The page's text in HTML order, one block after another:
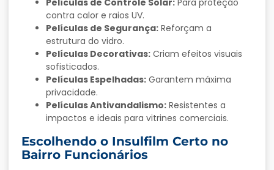
contra calor e raios UV.
Películas de Segurança: Reforçam a
estrutura do vidro.
Películas Decorativas: Criam efeitos visuais
sofisticados.
Películas Espelhadas: Garantem máxima
privacidade.
Películas Antivandalismo: Resistentes a
impactos e ideais para vitrines comerciais.
Escolhendo o Insulfilm Certo no
Bairro Funcionários